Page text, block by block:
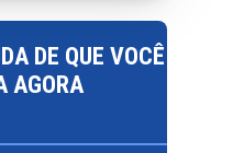
DE QUE VOCÊ
AGORA